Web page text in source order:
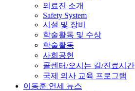
의료진 소개
Safety System
시설 및 장비
학술활동 및 수상
학술활동
사회공헌
콜센터/오시는 길/진료시간
국제 의사 교육 프로그램
이동훈 연세 뉴스